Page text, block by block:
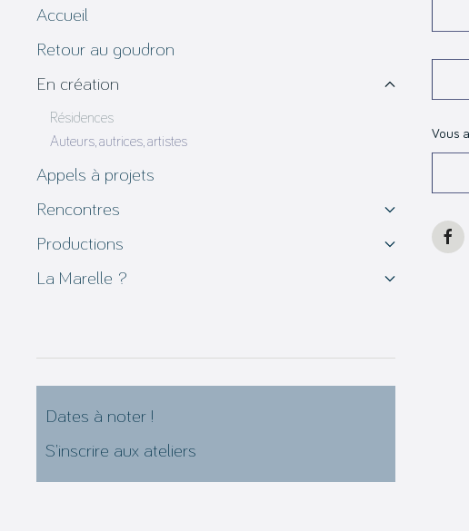
Accueil
Retour au goudron
En création
Résidences
Auteurs, autrices, artistes
Appels à projets
Rencontres
Productions
La Marelle ?
Dates à noter !
S’inscrire aux ateliers
Vous